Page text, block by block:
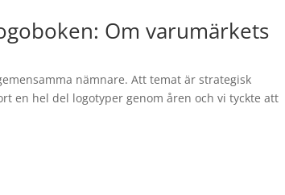
Om varumärkets
nämnare. Att temat är strategisk
en hel del logotyper genom åren och vi tyckte att